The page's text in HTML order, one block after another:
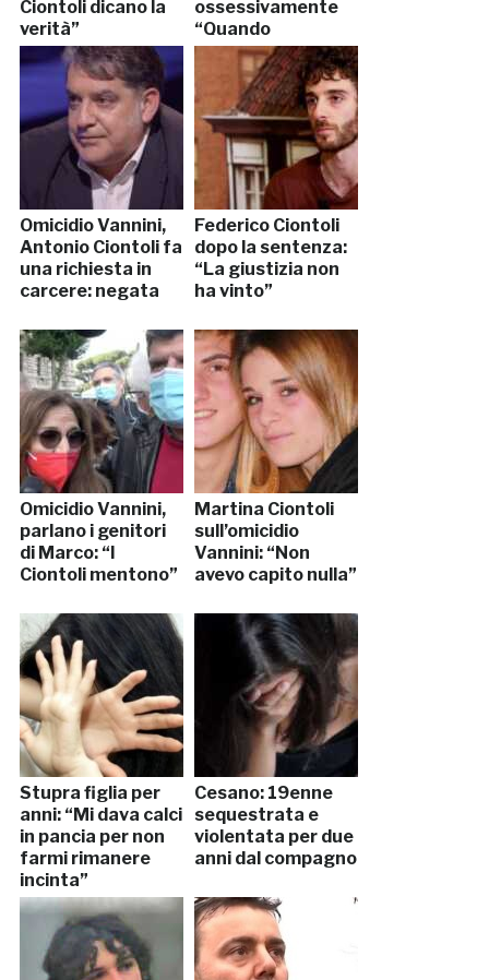
Ciontoli dicano la
verità”
ossessivamente
“Quando
usciamo”?
Omicidio Vannini,
Antonio Ciontoli fa
una richiesta in
carcere: negata
Federico Ciontoli
dopo la sentenza:
“La giustizia non
ha vinto”
Omicidio Vannini,
parlano i genitori
di Marco: “I
Ciontoli mentono”
Martina Ciontoli
sull’omicidio
Vannini: “Non
avevo capito nulla”
Stupra figlia per
anni: “Mi dava calci
in pancia per non
farmi rimanere
incinta”
Cesano: 19enne
sequestrata e
violentata per due
anni dal compagno